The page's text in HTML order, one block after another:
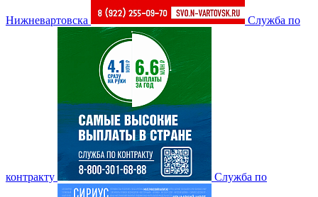
Нижневартовска Служба по
контракту Служба по